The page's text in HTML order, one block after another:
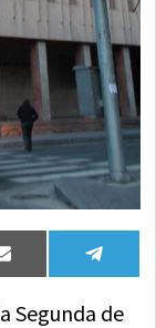
Compartir
en
Email
en
Segunda de